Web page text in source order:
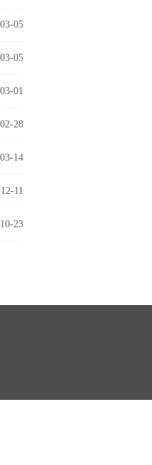
05
05
01
28
14
11
23